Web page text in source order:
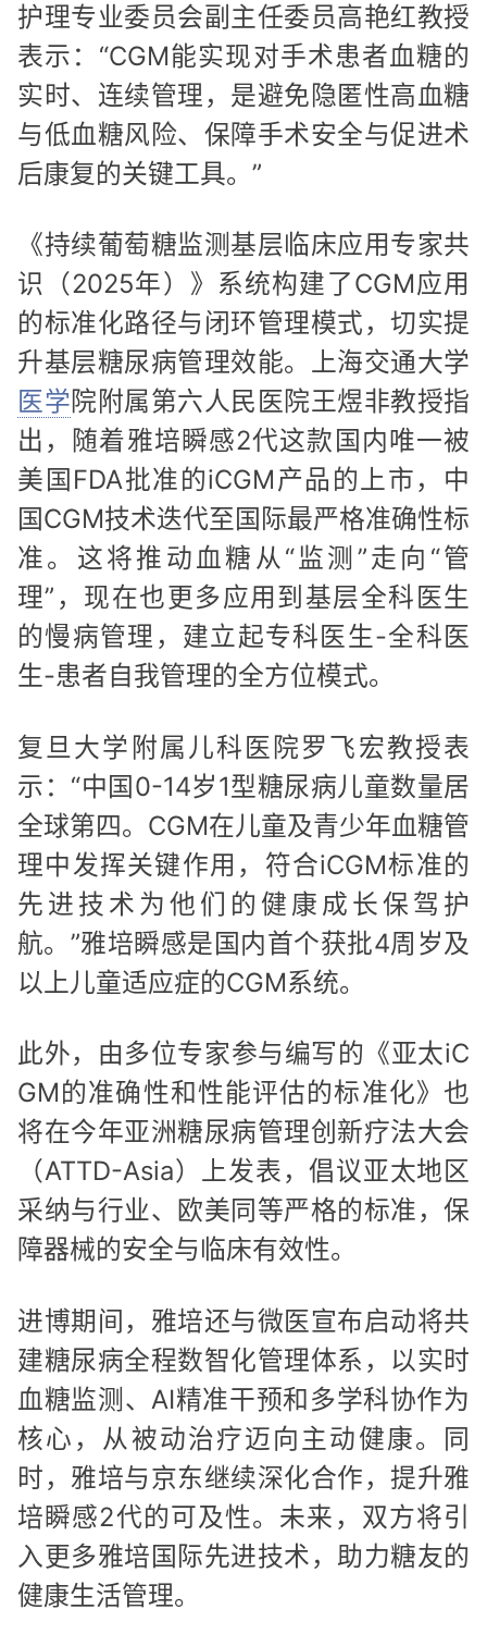
护理专业委员会副主任委员高艳红教授
表示：“CGM能实现对手术患者血糖的
实时、连续管理，是避免隐匿性高血糖
与低血糖风险、保障手术安全与促进术
后康复的关键工具。”
《持续葡萄糖监测基层临床应用专家共
识（2025年）》系统构建了CGM应用
的标准化路径与闭环管理模式，切实提
升基层糖尿病管理效能。上海交通大学
医学院附属第六人民医院王煜非教授指
出，随着雅培瞬感2代这款国内唯一被
美国FDA批准的iCGM产品的上市，中
国CGM技术迭代至国际最严格准确性标
准。这将推动血糖从“监测”走向“管
理”，现在也更多应用到基层全科医生
的慢病管理，建立起专科医生-全科医
生-患者自我管理的全方位模式。
复旦大学附属儿科医院罗飞宏教授表
示：“中国0-14岁1型糖尿病儿童数量居
全球第四。CGM在儿童及青少年血糖管
理中发挥关键作用，符合iCGM标准的
先进技术为他们的健康成长保驾护
航。”雅培瞬感是国内首个获批4周岁及
以上儿童适应症的CGM系统。
此外，由多位专家参与编写的《亚太iC
GM的准确性和性能评估的标准化》也
将在今年亚洲糖尿病管理创新疗法大会
（ATTD-Asia）上发表，倡议亚太地区
采纳与行业、欧美同等严格的标准，保
障器械的安全与临床有效性。
进博期间，雅培还与微医宣布启动将共
建糖尿病全程数智化管理体系，以实时
血糖监测、AI精准干预和多学科协作为
核心，从被动治疗迈向主动健康。同
时，雅培与京东继续深化合作，提升雅
培瞬感2代的可及性。未来，双方将引
入更多雅培国际先进技术，助力糖友的
健康生活管理。